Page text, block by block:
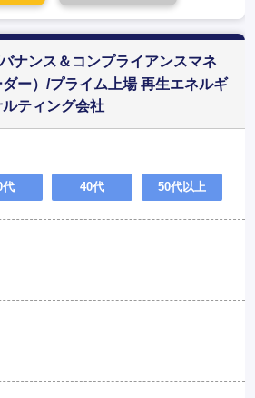
バナンス＆コンプライアンスマネ
ー）/プライム上場 再生エネルギ
ティング会社
代 40代 50代以上